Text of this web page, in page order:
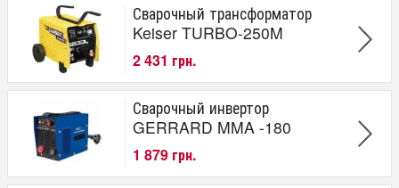
Сварочный трансформатор
Keiser TURBO-250M
2 431 грн.
Сварочный инвертор
GERRARD MMA -180
1 879 грн.